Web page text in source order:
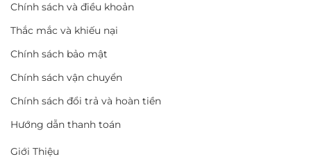
Chính sách và điều khoản
Thắc mắc và khiếu nại
Chính sách bảo mật
Chính sách vận chuyển
Chính sách đổi trả và hoàn tiền
Hướng dẫn thanh toán
Giới Thiệu